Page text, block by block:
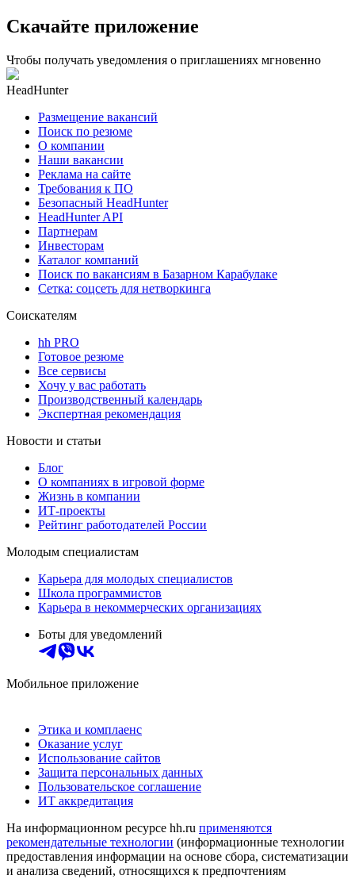
Скачайте приложение
Чтобы получать уведомления о приглашениях мгновенно
HeadHunter
Размещение вакансий
Поиск по резюме
О компании
Наши вакансии
Реклама на сайте
Требования к ПО
Безопасный HeadHunter
HeadHunter API
Партнерам
Инвесторам
Каталог компаний
Поиск по вакансиям в Базарном Карабулаке
Сетка: соцсеть для нетворкинга
Соискателям
hh PRO
Готовое резюме
Все сервисы
Хочу у вас работать
Производственный календарь
Экспертная рекомендация
Новости и статьи
Блог
О компаниях в игровой форме
Жизнь в компании
ИТ-проекты
Рейтинг работодателей России
Молодым специалистам
Карьера для молодых специалистов
Школа программистов
Карьера в некоммерческих организациях
Боты для уведомлений
Мобильное приложение
Этика и комплаенс
Оказание услуг
Использование сайтов
Защита персональных данных
Пользовательское соглашение
ИТ аккредитация
На информационном ресурсе hh.ru применяются
рекомендательные технологии (информационные технологии
предоставления информации на основе сбора, систематизации
и анализа сведений, относящихся к предпочтениям